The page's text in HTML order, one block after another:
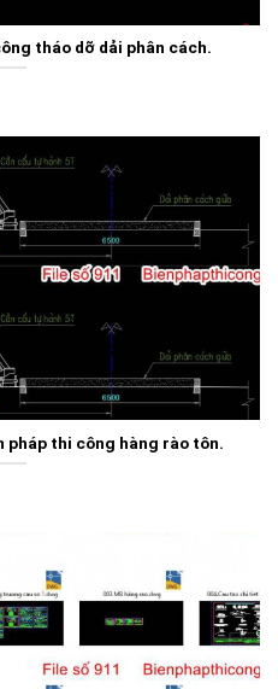
tháo dỡ dải phân cách.
pháp thi công hàng rào tôn.